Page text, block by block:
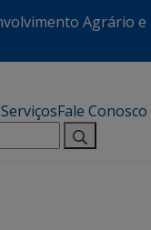
Agrário e
ServiçosFale Conosco